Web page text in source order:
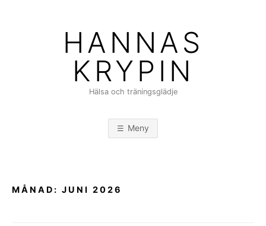
HANNAS
KRYPIN
Hälsa och träningsglädje
Meny
MÅNAD: JUNI 2026